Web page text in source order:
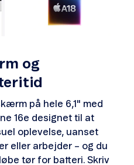
og
på hele 6,1" med
16e designet til at
oplevelse, uanset
eller arbejder – og du
tør for batteri. Skriv